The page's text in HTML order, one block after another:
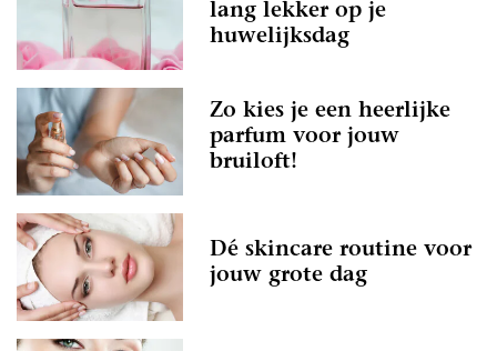
lang lekker op je
huwelijksdag
Zo kies je een heerlijke
parfum voor jouw
bruiloft!
Dé skincare routine voor
jouw grote dag